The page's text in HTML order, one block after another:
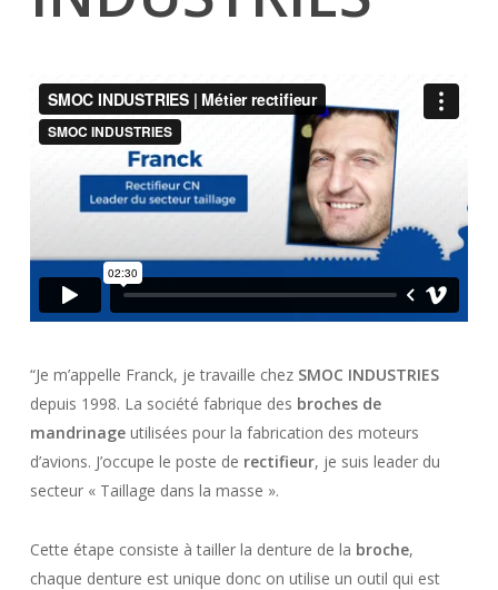
“Je m’appelle Franck, je travaille chez SMOC INDUSTRIES
depuis 1998. La société fabrique des broches de
mandrinageutilisées pour la fabrication des moteurs
d’avions. J’occupe le poste de rectifieur, je suis leader du
secteur « Taillage dans la masse ».
Cette étape consiste à tailler la denture de la broche,
chaque denture est unique donc on utilise un outil qui est